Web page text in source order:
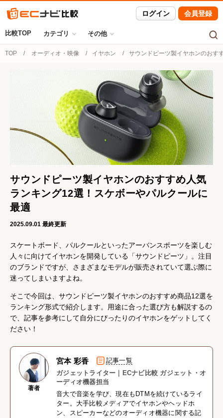
ログイン 会員登録
比較TOP カテゴリ その他
TOP オーディオ・映像 イヤホン サウンドピーツ製イヤホンのおす
サウンドピーツ製イヤホンのおすすめ人気
ランキング12選！スケボーやパルクールに
最適
2025.09.01 最終更新
スケートボード、パルクールといったアーバンスポーツを楽しむ
人々に向けてイヤホンを開発している「サウンドピーツ」。注目
のブランドですが、さまざまなモデルが販売されていて選ぶ際に
迷ってしまいますよね。
そこで今回は、サウンドピーツ製イヤホンのおすすめ商品12選を
ランキング形式で紹介します。用途に合った選び方も解説するの
で、記事を参考にして自分にぴったりのイヤホンをゲットしてく
ださい！
著者
宮本 彩香
記事一覧
ガジェットライター｜ECナビ比較 ガジェット・オ
ーディオ機器担当
音大で音楽を学び、現在もDTMを続けているライ
ター。大手比較メディアでイヤホンやヘッドホ
ン、スピーカーなどのオーディオ機器に関する記